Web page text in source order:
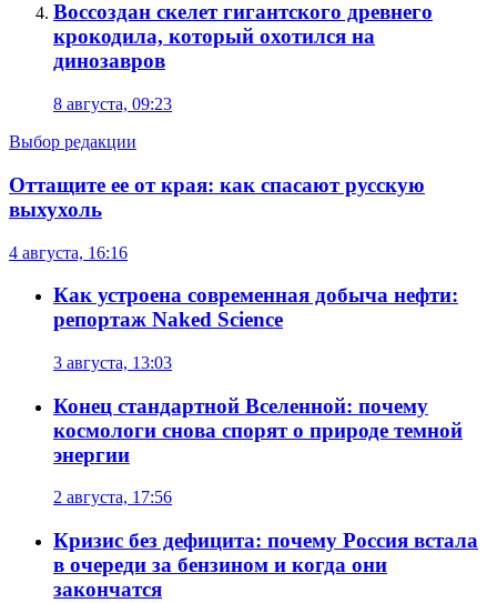
Воссоздан скелет гигантского древнего
крокодила, который охотился на
динозавров
8 августа, 09:23
Выбор редакции
Оттащите ее от края: как спасают русскую
выхухоль
4 августа, 16:16
Как устроена современная добыча нефти:
репортаж Naked Science
3 августа, 13:03
Конец стандартной Вселенной: почему
космологи снова спорят о природе темной
энергии
2 августа, 17:56
Кризис без дефицита: почему Россия встала
в очереди за бензином и когда они
закончатся